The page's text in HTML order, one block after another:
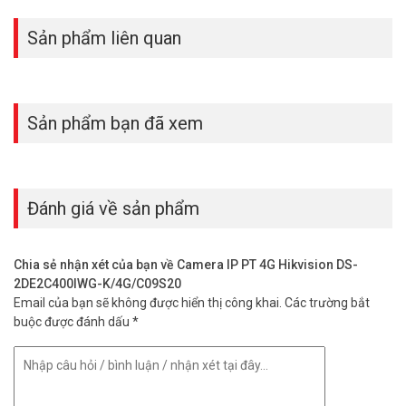
Tại sao nên chọn mua Hikvision DS-
2DE2C400IWG-K/4G/C09S20 tại Vũ
Hoàng Telecom?
Sản phẩm chính hãng: Chúng tôi cam kết cung cấp các sản
phẩm Hikvision DS-2DE2C400IWG-K/4G/C09S20 chính hãng,
có đầy đủ giấy tờ chứng nhận.
bạn mức giá tốt nhất trên thị trường.
Sản phẩm liên quan
Sản phẩm bạn đã xem
Đánh giá về sản phẩm
Chia sẻ nhận xét của bạn về Camera IP PT 4G Hikvision DS-
2DE2C400IWG-K/4G/C09S20
Email của bạn sẽ không được hiển thị công khai. Các trường bắt
buộc được đánh dấu *